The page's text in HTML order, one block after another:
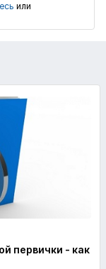
или
первички - как